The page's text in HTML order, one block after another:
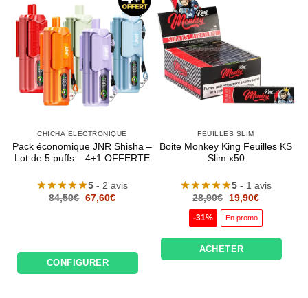
CHICHA ÉLECTRONIQUE
Pack économique JNR Shisha –
Lot de 5 puffs – 4+1 OFFERTE
5 - 2 avis
84,50€ Le
67,60€Le
CONFIGURER
FEUILLES SLIM
Boite Monkey King Feuilles KS
Slim x50
5 - 1 avis
28,90€
Le
initial
était :
19,90€Le
est :
-31% En promo
ACHETER